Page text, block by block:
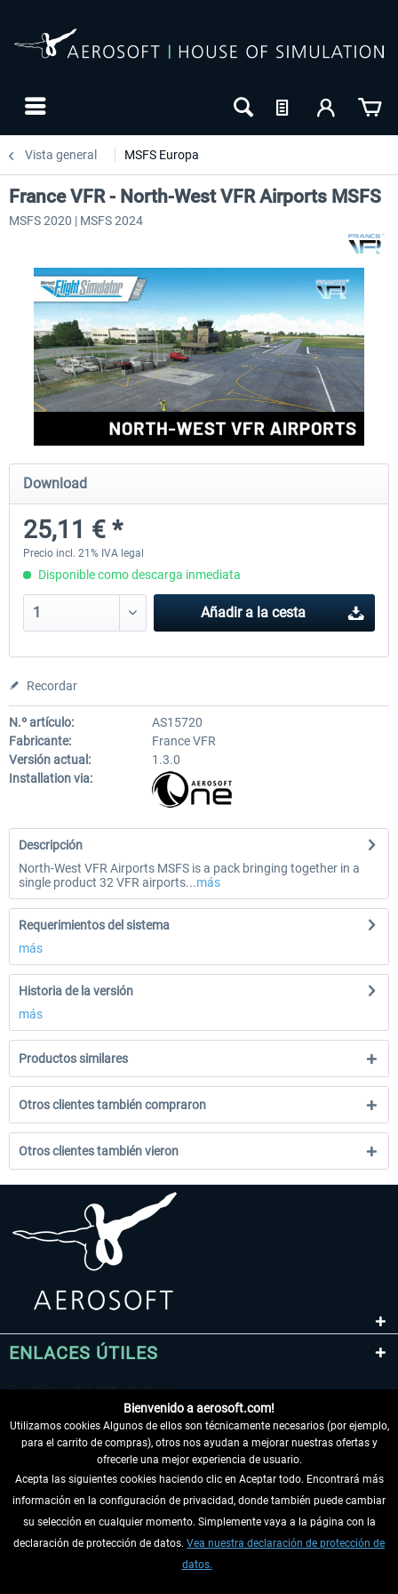
Vista general MSFS Europa
Aerosoft Mega Airport Brussels
25,37 € *
Aerosoft Airport Cologne/
France VFR - North-West VFR Airports MSFS
MSFS 2020 | MSFS 2024
Download
25,11 € *
Precio incl. 21% IVA legal
Disponible como descarga inmediata
Añadir a la cesta
Recordar
N.º artículo:
AS15720
Fabricante:
France VFR
Versión actual:
1.3.0
Installation via:
Descripción
North-West VFR Airports MSFS is a pack bringing together in a
single product 32 VFR airports...más
Requerimientos del sistema
más
Historia de la versión
más
Productos similares
Otros clientes también compraron
Otros clientes también vieron
ENLACES ÚTILES
DESISTIR DEL CONTRATO
INFORMACIÓN
Bienvenido a aerosoft.com!
Utilizamos cookies Algunos de ellos son técnicamente necesarios (por ejemplo,
para el carrito de compras), otros nos ayudan a mejorar nuestras ofertas y
ofrecerle una mejor experiencia de usuario.
Acepta las siguientes cookies haciendo clic en Aceptar todo. Encontrará más
información en la configuración de privacidad, donde también puede cambiar
su selección en cualquier momento. Simplemente vaya a la página con la
declaración de protección de datos. Vea nuestra declaración de protección de
datos.